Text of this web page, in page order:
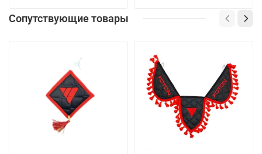
Сопутствующие товары